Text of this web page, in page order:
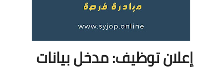
إعلان توظيف: مدخل بيانات